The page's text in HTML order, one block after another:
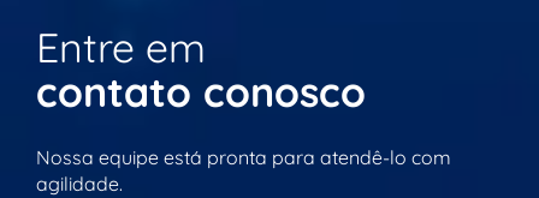
Entre em
contato conosco
Nossa equipe está pronta para atendê-lo com
agilidade.